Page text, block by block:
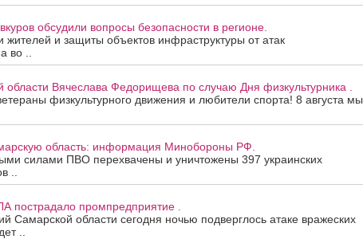
обсудили вопросы безопасности в регионе.
и защиты объектов инфраструктуры от атак
во ..
Вячеслава Федорищева по случаю Дня физкультурника .
физкультурного движения и любители спорта! 8 августа мы
область: информация Минобороны РФ.
силами ПВО перехвачены и уничтожены 397 украинских
..
пострадало промпредприятие .
области сегодня ночью подверглось атаке вражеских
..